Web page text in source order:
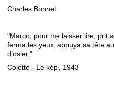
Charles Bonnet
"Marco, pour me laisser lire, prit
ferma les yeux, appuya sa tête
d’osier."
Colette - Le képi, 1943